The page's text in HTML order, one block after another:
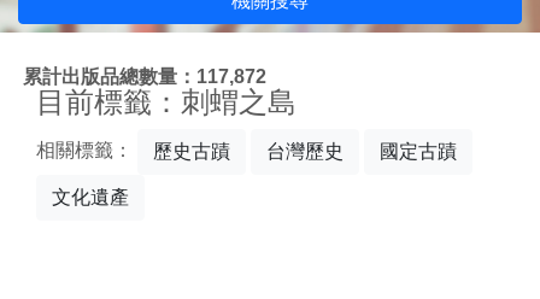
累計出版品總數量：117,872
目前標籤：刺蝟之島
相關標籤： 歷史古蹟 台灣歷史 國定古蹟
文化遺產